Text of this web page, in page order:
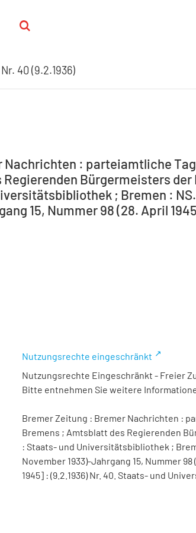
Nr. 40 (9.2.1936)
Nachrichten : parteiamtliche
Bürgermeisters
; Bremen :
15, Nummer 98 (28. April
Nutzungsrechte eingeschränkt
Nutzungsrechte Eingeschränkt - Freier
Bitte entnehmen Sie weitere
Bremer Zeitung : Bremer Nachrichten :
Bremens ; Amtsblatt des Regierenden
: Staats- und Universitätsbibliothek ;
November 1933)-Jahrgang 15, Nummer
1945] : (9.2.1936) Nr. 40. Staats- und